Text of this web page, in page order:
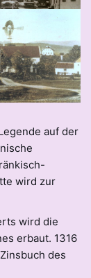
auf der
wird zur
wird die
erbaut. 1316
des